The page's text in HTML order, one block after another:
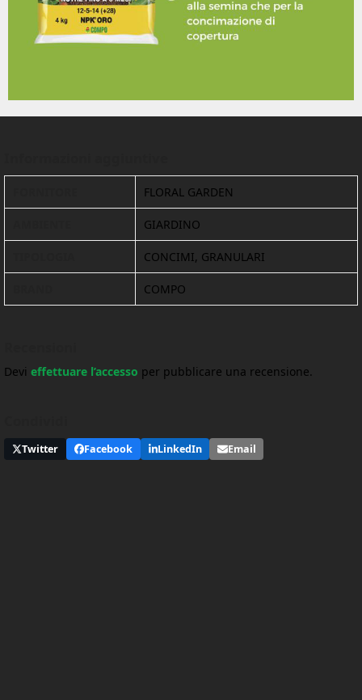
FLORAL GARDEN
GIARDINO
CONCIMI, GRANULARI
COMPO
Devi effettuare l’accesso per pubblicare una recensione.
Twitter Facebook LinkedIn Email